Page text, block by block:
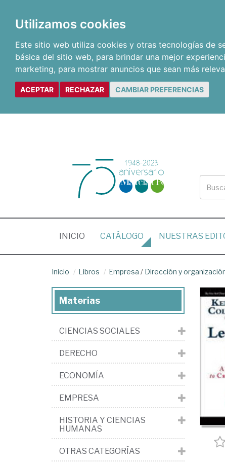
Utilizamos cookies
Este sitio web utiliza cookies y otras tecnologías de
básica del sitio web, para brindar una mejor
marketing, para mostrar anuncios que sean más
ACEPTAR RECHAZAR CAMBIAR PREFERENCIAS
INICIO (CURRENT)
CATÁLOGO NUESTRAS
Inicio Libros Empresa / Dirección y
Materias
CIENCIAS SOCIALES
DERECHO
ECONOMÍA
EMPRESA
HISTORIA Y CIENCIAS
HUMANAS
OTRAS CATEGORÍAS